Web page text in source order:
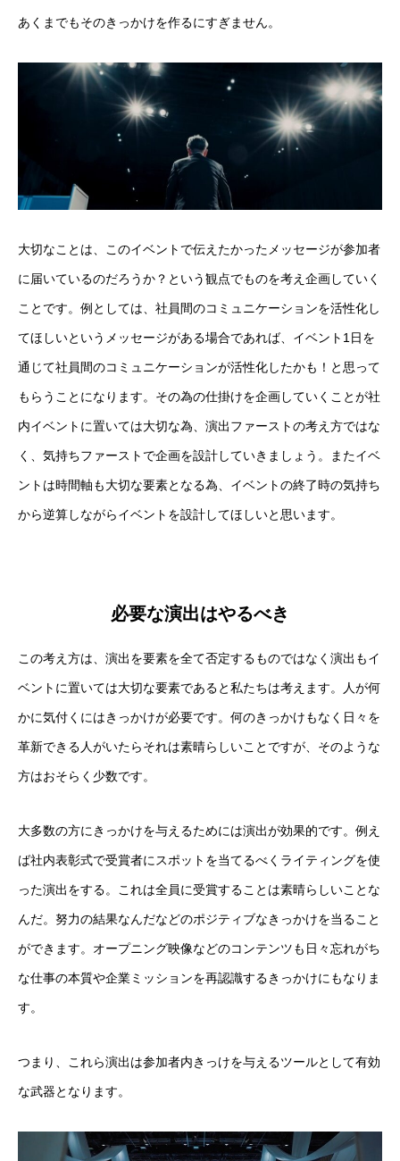
あくまでもそのきっかけを作るにすぎません。
大切なことは、このイベントで伝えたかったメッセージが参加者
に届いているのだろうか？という観点でものを考え企画していく
ことです。例としては、社員間のコミュニケーションを活性化し
てほしいというメッセージがある場合であれば、イベント1日を
通じて社員間のコミュニケーションが活性化したかも！と思って
もらうことになります。その為の仕掛けを企画していくことが社
内イベントに置いては大切な為、演出ファーストの考え方ではな
く、気持ちファーストで企画を設計していきましょう。またイベ
ントは時間軸も大切な要素となる為、イベントの終了時の気持ち
から逆算しながらイベントを設計してほしいと思います。
必要な演出はやるべき
この考え方は、演出を要素を全て否定するものではなく演出もイ
ベントに置いては大切な要素であると私たちは考えます。人が何
かに気付くにはきっかけが必要です。何のきっかけもなく日々を
革新できる人がいたらそれは素晴らしいことですが、そのような
方はおそらく少数です。
大多数の方にきっかけを与えるためには演出が効果的です。例え
ば社内表彰式で受賞者にスポットを当てるべくライティングを使
った演出をする。これは全員に受賞することは素晴らしいことな
んだ。努力の結果なんだなどのポジティブなきっかけを当ること
ができます。オープニング映像などのコンテンツも日々忘れがち
な仕事の本質や企業ミッションを再認識するきっかけにもなりま
す。
つまり、これら演出は参加者内きっけを与えるツールとして有効
な武器となります。